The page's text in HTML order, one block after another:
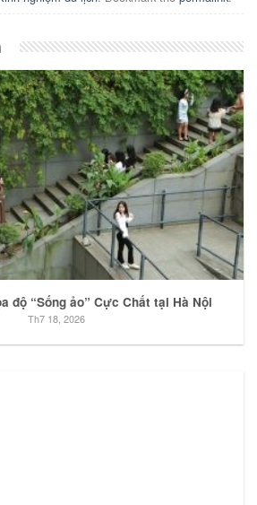
độ “Sống ảo” Cực Chất tại Hà Nội
Th7 18, 2026